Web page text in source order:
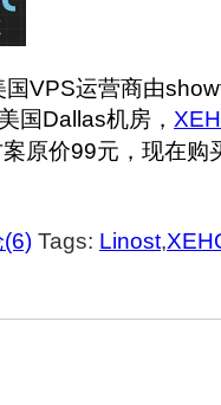
国VPS运营商由
国Dallas机房，
原价99元，现在购
(6) Tags: Linost,